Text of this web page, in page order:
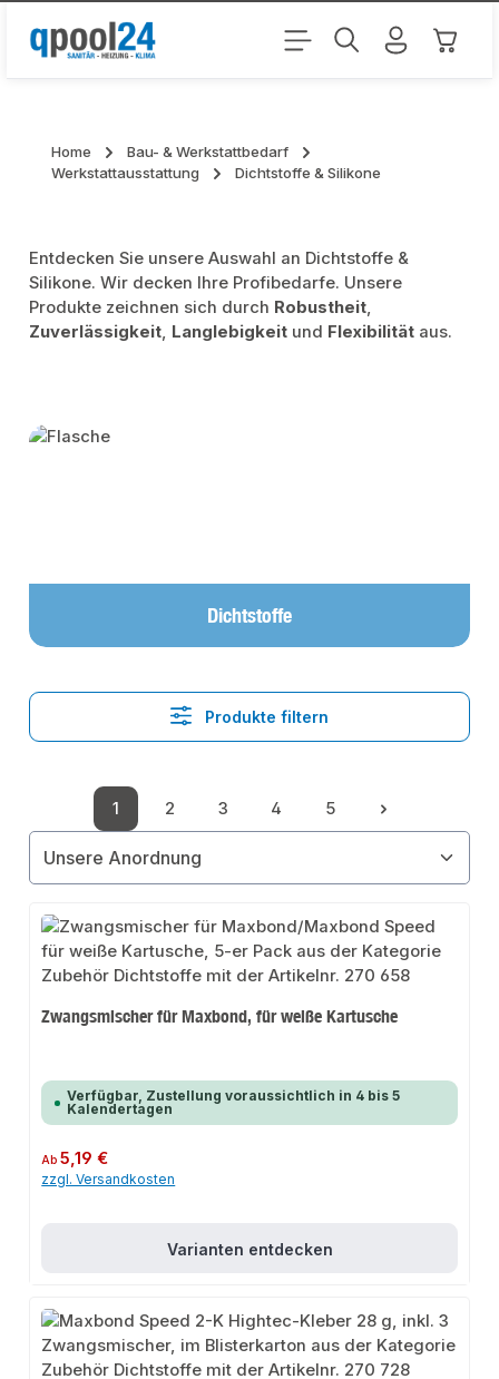
Zum Hauptinhalt springen
Home
Bau- & Werkstattbedarf
Werkstattausstattung
Dichtstoffe & Silikone
Entdecken Sie unsere Auswahl an Dichtstoffe &
Silikone. Wir decken Ihre Profibedarfe. Unsere
Produkte zeichnen sich durch Robustheit,
Zuverlässigkeit, Langlebigkeit und Flexibilität aus.
Kategoriegalerie überspringen
Dichtstoffe
Produkte filtern
Seite
1
Seite
2
Seite
3
Seite
4
Seite
5
Zwangsmischer für Maxbond, für weiße Kartusche
Verfügbar, Zustellung voraussichtlich in 4 bis 5
Kalendertagen
Regulärer Preis:
Ab5,19 €
zzgl. Versandkosten
Varianten entdecken